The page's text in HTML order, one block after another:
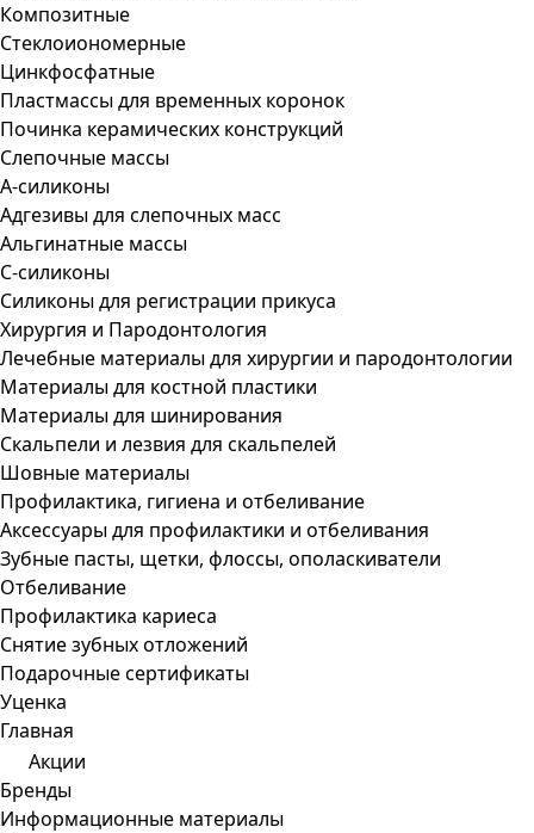
Композитные
Стеклоиономерные
Цинкфосфатные
Пластмассы для временных коронок
Починка керамических конструкций
Слепочные массы
А-силиконы
Адгезивы для слепочных масс
Альгинатные массы
С-силиконы
Силиконы для регистрации прикуса
Хирургия и Пародонтология
Лечебные материалы для хирургии и пародонтологии
Материалы для костной пластики
Материалы для шинирования
Скальпели и лезвия для скальпелей
Шовные материалы
Профилактика, гигиена и отбеливание
Аксессуары для профилактики и отбеливания
Зубные пасты, щетки, флоссы, ополаскиватели
Отбеливание
Профилактика кариеса
Снятие зубных отложений
Подарочные сертификаты
Уценка
Главная
Акции
Бренды
Информационные материалы